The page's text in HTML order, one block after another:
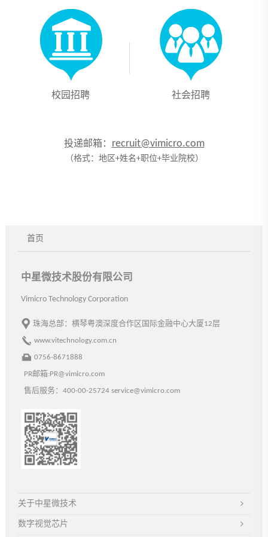
校园招聘 社会招聘
投递邮箱： recruit@vimicro.com
（格式：地区+姓名+职位+毕业院校）
首页
中星微技术股份有限公司
Vimicro Technology Corporation
珠海总部：横琴粤澳深度合作区国际金融中心大厦12层
www.vitechnology.com.cn
0756-8671888
PR邮箱:PR@vimicro.com
售后服务：400-00-25724 service@vimicro.com
关于中星微技术
数字视觉芯片